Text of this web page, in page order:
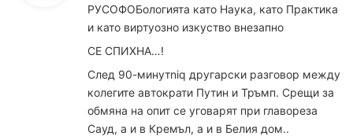
а
:
РУСОФОБологията като Наука, като Практика
и като виртуозно изкуство внезапно
СЕ СПИХНА…!
След 90-минутniq другарски разговор между
колегите автократи Путин и Тръмп. Срещи за
обмяна на опит се уговарят при главореза
Сауд, а и в Кремъл, а и в Белия дом..